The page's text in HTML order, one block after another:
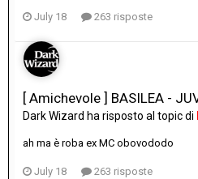
July 18 263 risposte
[ Amichevole ] BASILEA -
Dark Wizard ha risposto al topic di
ah ma è roba ex MC obovododo
July 18 263 risposte